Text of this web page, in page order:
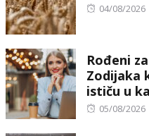
Posted
04/08/2026
Rođeni
Zodijaka
ističu u
Posted
05/08/2026